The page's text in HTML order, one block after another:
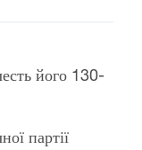
його 130-
партії